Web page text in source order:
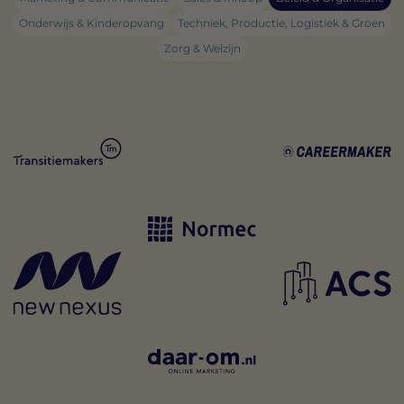
Onderwijs & Kinderopvang
Techniek, Productie, Logistiek & Groen
Zorg & Welzijn